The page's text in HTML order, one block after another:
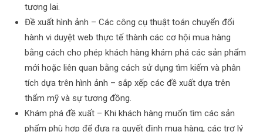
tương lai.
Đề xuất hình ảnh – Các công cụ thuật toán chuyển đổi
hành vi duyệt web thực tế thành các cơ hội mua hàng
bằng cách cho phép khách hàng khám phá các sản phẩm
mới hoặc liên quan bằng cách sử dụng tìm kiếm và phân
tích dựa trên hình ảnh – sắp xếp các đề xuất dựa trên
thẩm mỹ và sự tương đồng.
Khám phá đề xuất – Khi khách hàng muốn tìm các sản
phẩm phù hợp để đưa ra quyết định mua hàng, các trợ lý